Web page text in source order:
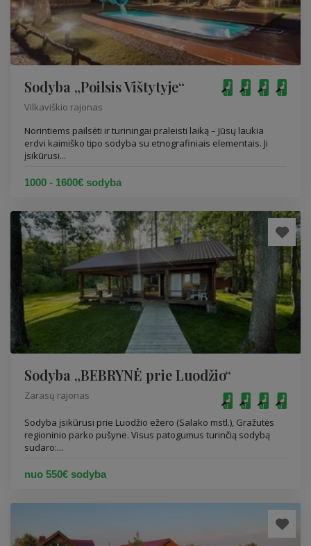
Sodyba „Poilsis Vištytyje“
Vilkaviškio rajonas
Norintiems pailsėti ir turiningai praleisti laiką – Jūsų laukia
erdvi kaimiško tipo sodyba su etnografiniais elementais. Ji
įsikūrusi...
1000 - 1600€ sodyba
Sodyba „BEBRYNĖ prie Luodžio“
Zarasų rajonas
Sodyba įsikūrusi prie Luodžio ežero (Salako mstl.), Gražutės
regioninio parko pušyne. Visus patogumus turinčią sodybą
sudaro:...
nuo 550€ sodyba